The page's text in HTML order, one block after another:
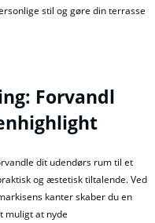
stil og gøre din terrasse
Forvandl
dit udendørs rum til et
og æstetisk tiltalende. Ved
kanter skaber du en
muligt at nyde